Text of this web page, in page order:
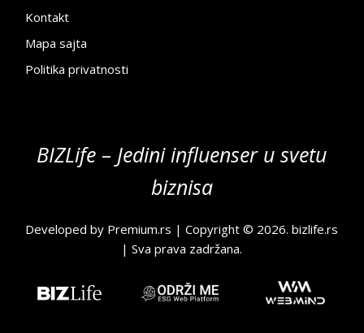
Kontakt
Mapa sajta
Politika privatnosti
BIZLife – Jedini influenser u svetu
biznisa
Developed by Premium.rs | Copyright © 2026.bizlife.rs
| Sva prava zadržana.